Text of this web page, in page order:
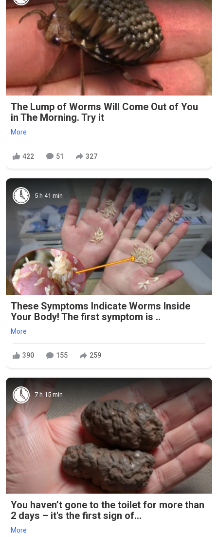
The Lump of Worms Will Come Out of You
in The Morning. Try it
More
422 51 327
5 h 41 min
These Symptoms Indicate Worms Inside
Your Body! The first symptom is ..
More
390 155 259
7 h 15 min
You haven’t gone to the toilet for more than
2 days – it's the first sign of...
More